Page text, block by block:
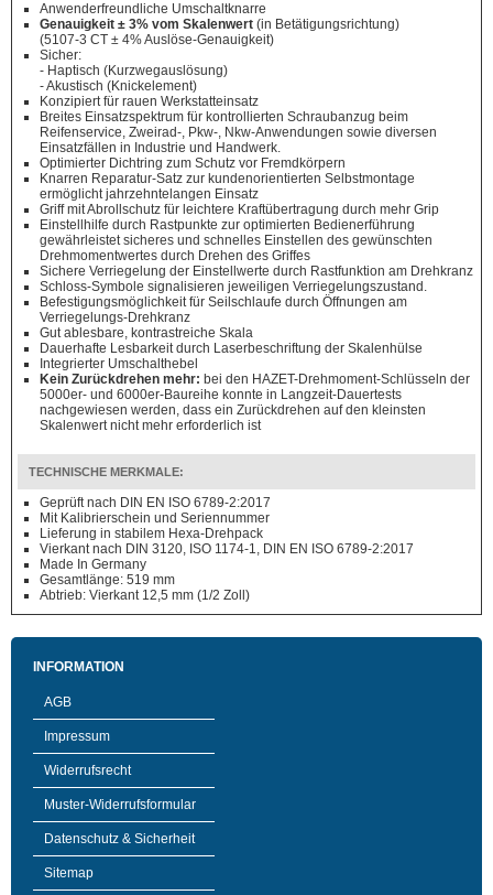
Anwenderfreundliche Umschaltknarre
Genauigkeit ± 3% vom Skalenwert (in Betätigungsrichtung)
(5107-3 CT ± 4% Auslöse-Genauigkeit)
Sicher:
- Haptisch (Kurzwegauslösung)
- Akustisch (Knickelement)
Konzipiert für rauen Werkstatteinsatz
Breites Einsatzspektrum für kontrollierten Schraubanzug beim
Reifenservice, Zweirad-, Pkw-, Nkw-Anwendungen sowie diversen
Einsatzfällen in Industrie und Handwerk.
Optimierter Dichtring zum Schutz vor Fremdkörpern
Knarren Reparatur-Satz zur kundenorientierten Selbstmontage
ermöglicht jahrzehntelangen Einsatz
Griff mit Abrollschutz für leichtere Kraftübertragung durch mehr Grip
Einstellhilfe durch Rastpunkte zur optimierten Bedienerführung
gewährleistet sicheres und schnelles Einstellen des gewünschten
Drehmomentwertes durch Drehen des Griffes
Sichere Verriegelung der Einstellwerte durch Rastfunktion am Drehkranz
Schloss-Symbole signalisieren jeweiligen Verriegelungszustand.
Befestigungsmöglichkeit für Seilschlaufe durch Öffnungen am
Verriegelungs-Drehkranz
Gut ablesbare, kontrastreiche Skala
Dauerhafte Lesbarkeit durch Laserbeschriftung der Skalenhülse
Integrierter Umschalthebel
Kein Zurückdrehen mehr: bei den HAZET-Drehmoment-Schlüsseln der
5000er- und 6000er-Baureihe konnte in Langzeit-Dauertests
nachgewiesen werden, dass ein Zurückdrehen auf den kleinsten
Skalenwert nicht mehr erforderlich ist
TECHNISCHE MERKMALE:
Geprüft nach DIN EN ISO 6789-2:2017
Mit Kalibrierschein und Seriennummer
Lieferung in stabilem Hexa-Drehpack
Vierkant nach DIN 3120, ISO 1174-1, DIN EN ISO 6789-2:2017
Made In Germany
Gesamtlänge: 519 mm
Abtrieb: Vierkant 12,5 mm (1/2 Zoll)
INFORMATION
AGB
Impressum
Widerrufsrecht
Muster-Widerrufsformular
Datenschutz & Sicherheit
Sitemap